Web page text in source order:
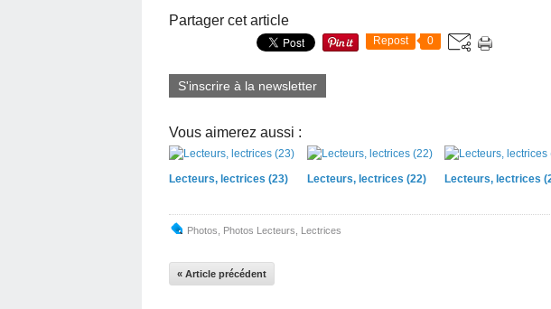
Partager cet article
Repost 0
S'inscrire à la newsletter
Vous aimerez aussi :
Lecteurs, lectrices (23) Lecteurs, lectrices (22) Lecteurs, lectrices
Photos Photos Lecteurs, Lectrices
« Article précédent